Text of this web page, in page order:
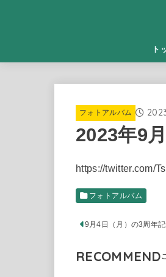
ト
フォトアルバム
2023年9
https://twitter.com/
フォトアルバム
9月4日（月）の3周年記
RECOMMEND